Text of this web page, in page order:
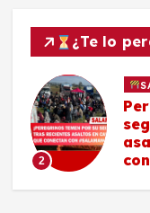
¿Te lo
2